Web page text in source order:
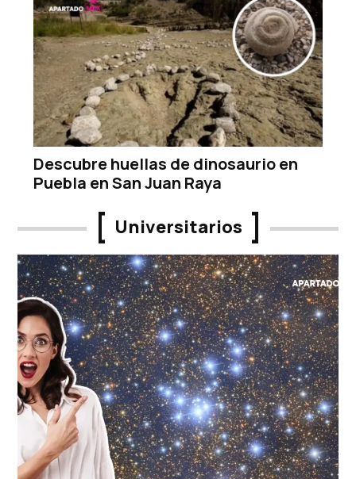
Descubre huellas de dinosaurio en
Puebla en San Juan Raya
Universitarios